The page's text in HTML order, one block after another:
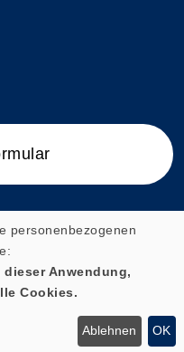
personenbezogenen
Anwendung,
Cookies.
Ablehnen OK